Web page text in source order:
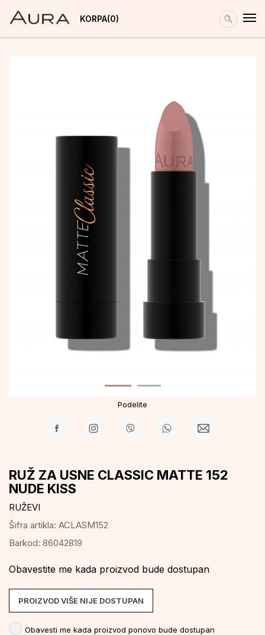
KORPA 0
Podelite
RUŽ ZA USNE CLASSIC MATTE 152
NUDE KISS
RUŽEVI
Šifra artikla: ACLASM152
Barkod: 86042819
Obavestite me kada proizvod bude dostupan
PROIZVOD VIŠE NIJE DOSTUPAN
Obavesti me kada proizvod ponovo bude dostupan